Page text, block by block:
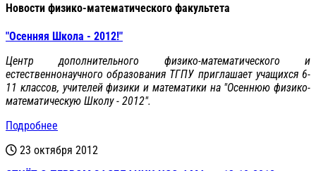
Новости физико-математического факультета
"Осенняя Школа - 2012!"
Центр дополнительного физико-математического и
естественнонаучного образования ТГПУ приглашает учащихся 6-
11 классов, учителей физики и математики на "Осеннюю физико-
математическую Школу - 2012".
Подробнее
23 октября 2012